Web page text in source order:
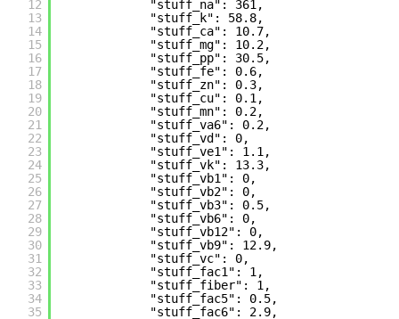
12
13
14
15
16
17
18
19
20
21
22
23
24
25
26
27
28
29
30
31
32
33
34
35
"stuff_na": 361,
"stuff_k": 58.8,
"stuff_ca": 10.7,
"stuff_mg": 10.2,
"stuff_pp": 30.5,
"stuff_fe": 0.6,
"stuff_zn": 0.3,
"stuff_cu": 0.1,
"stuff_mn": 0.2,
"stuff_va6": 0.2,
"stuff_vd": 0,
"stuff_ve1": 1.1,
"stuff_vk": 13.3,
"stuff_vb1": 0,
"stuff_vb2": 0,
"stuff_vb3": 0.5,
"stuff_vb6": 0,
"stuff_vb12": 0,
"stuff_vb9": 12.9,
"stuff_vc": 0,
"stuff_fac1": 1,
"stuff_fiber": 1,
"stuff_fac5": 0.5,
"stuff_fac6": 2.9,